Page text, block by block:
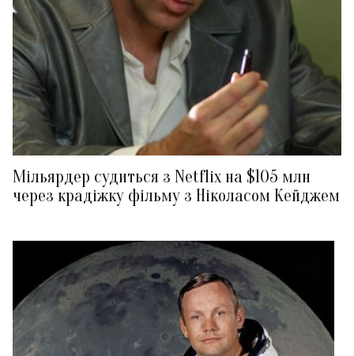
Мільярдер судиться з Netflix на $105 млн
через крадіжку фільму з Ніколасом Кейджем